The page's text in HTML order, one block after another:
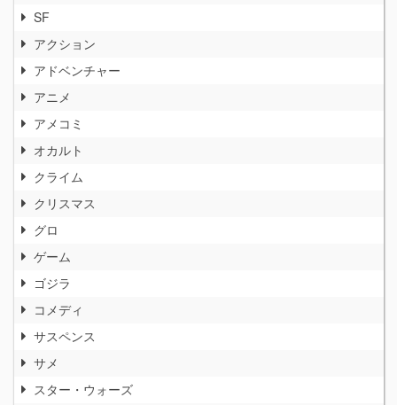
SF
アクション
アドベンチャー
アニメ
アメコミ
オカルト
クライム
クリスマス
グロ
ゲーム
ゴジラ
コメディ
サスペンス
サメ
スター・ウォーズ